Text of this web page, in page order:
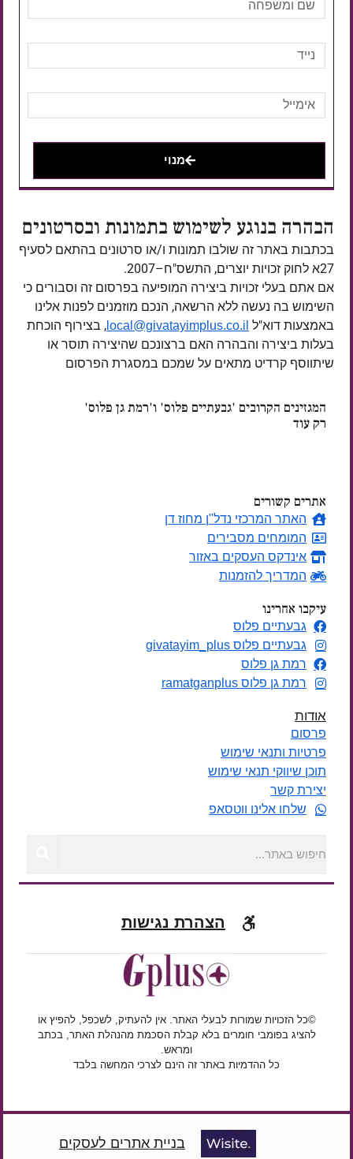
מנוי
הבהרה בנוגע לשימוש בתמונות ובסרטונים
בכתבות באתר זה שולבו תמונות ו/או סרטונים בהתאם לסעיף
27א לחוק זכויות יוצרים, התשס"ח–2007.
אם אתם בעלי זכויות ביצירה המופיעה בפרסום זה וסבורים כי
השימוש בה נעשה ללא הרשאה, הנכם מוזמנים לפנות אלינו
באמצעות דוא"ל local@givatayimplus.co.il , בצירוף הוכחת
בעלות ביצירה והבהרה האם ברצונכם שהיצירה תוסר או
שיתווסף קרדיט מתאים על שמכם במסגרת הפרסום
המגזינים הקרובים 'גבעתיים פלוס' ו'רמת גן פלוס'
רק עוד
אתרים קשורים
האתר המרכזי נדל"ן מחוז דן
המומחים מסבירים
אינדקס העסקים באזור
המדריך להזמנות
עיקבו אחרינו
גבעתיים פלוס
גבעתיים פלוס givatayim_plus
רמת גן פלוס
רמת גן פלוס ramatganplus
אודות
פרסום
פרטיות ותנאי שימוש
תוכן שיווקי תנאי שימוש
יצירת קשר
שלחו אלינו ווטסאפ
הצהרת נגישות
©כל הזכויות שמורות לבעלי האתר. אין להעתיק, לשכפל, להפיץ או
להציג בפומבי חומרים בלא קבלת הסכמת מהנהלת האתר, בכתב
ומראש.
כל ההדמיות באתר זה הינם לצרכי המחשה בלבד
בניית אתרים לעסקים